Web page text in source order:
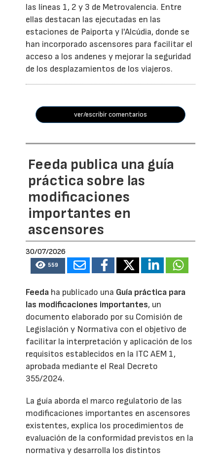
las líneas 1, 2 y 3 de Metrovalencia. Entre
ellas destacan las ejecutadas en las
estaciones de Paiporta y l'Alcúdia, donde se
han incorporado ascensores para facilitar el
acceso a los andenes y mejorar la seguridad
de los desplazamientos de los viajeros.
ver/escribir comentarios
Feeda publica una guía
práctica sobre las
modificaciones
importantes en
ascensores
30/07/2026
559
Feeda ha publicado una Guía práctica para
las modificaciones importantes, un
documento elaborado por su Comisión de
Legislación y Normativa con el objetivo de
facilitar la interpretación y aplicación de los
requisitos establecidos en la ITC AEM 1,
aprobada mediante el Real Decreto
355/2024.
La guía aborda el marco regulatorio de las
modificaciones importantes en ascensores
existentes, explica los procedimientos de
evaluación de la conformidad previstos en la
normativa y desarrolla los distintos